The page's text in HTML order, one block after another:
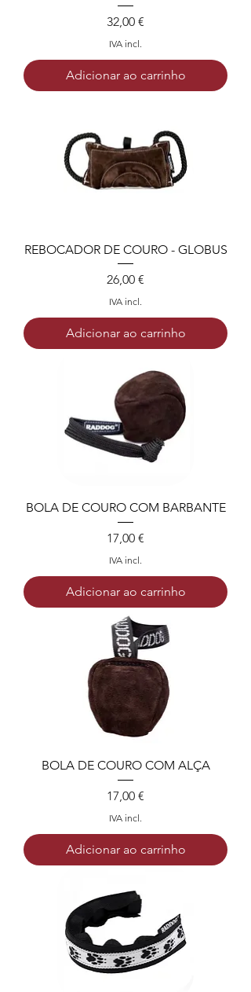
Preço
32,00 €
IVA incl.
Adicionar ao carrinho
REBOCADOR DE COURO - GLOBUS
Preço
26,00 €
IVA incl.
Adicionar ao carrinho
BOLA DE COURO COM BARBANTE
Preço
17,00 €
IVA incl.
Adicionar ao carrinho
BOLA DE COURO COM ALÇA
Preço
17,00 €
IVA incl.
Adicionar ao carrinho